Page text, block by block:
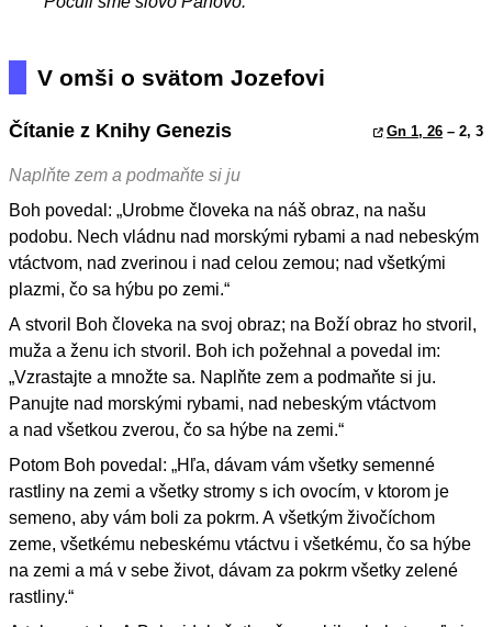
V omši o svätom Jozefovi
Čítanie z Knihy Genezis Gn 1, 26 – 2, 3
Naplňte zem a podmaňte si ju
Boh povedal: „Urobme človeka na náš obraz, na našu
podobu. Nech vládnu nad morskými rybami a nad nebeským
vtáctvom, nad zverinou i nad celou zemou; nad všetkými
plazmi, čo sa hýbu po zemi.“
A stvoril Boh človeka na svoj obraz; na Boží obraz ho stvoril,
muža a ženu ich stvoril. Boh ich požehnal a povedal im:
„Vzrastajte a množte sa. Naplňte zem a podmaňte si ju.
Panujte nad morskými rybami, nad nebeským vtáctvom
a nad všetkou zverou, čo sa hýbe na zemi.“
Potom Boh povedal: „Hľa, dávam vám všetky semenné
rastliny na zemi a všetky stromy s ich ovocím, v ktorom je
semeno, aby vám boli za pokrm. A všetkým živočíchom
zeme, všetkému nebeskému vtáctvu i všetkému, čo sa hýbe
na zemi a má v sebe život, dávam za pokrm všetky zelené
rastliny.“